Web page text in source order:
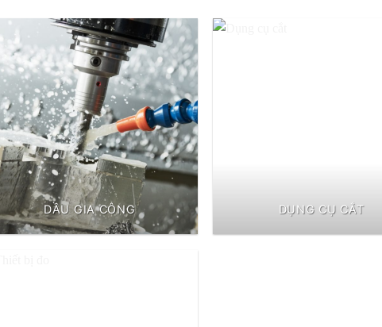
DẦU GIA CÔNG DỤNG CỤ CẮT